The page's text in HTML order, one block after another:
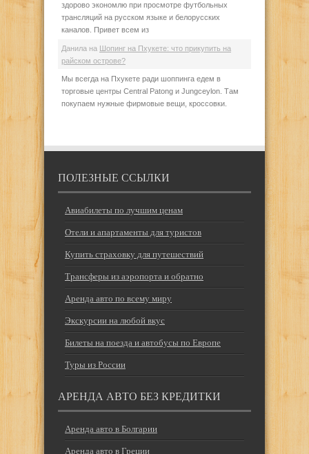
здорово экономлю при просмотре футбольных
трансляций на русском языке и белорусских
каналов. Привет всем из
Данила на Шопинг на Пхукете: что прикупить на
райском острове?
Мы всегда на Пхукете ради шоппинга едем в
торговые центры Central Patong и Jungceylon. Там
покупаем нужные фирмовые вещи, кроссовки.
ПОЛЕЗНЫЕ ССЫЛКИ
Авиабилеты по лучшим ценам
Отели и апартаменты для туристов
Купить страховку для путешествий
Трансферы из аэропорта и обратно
Аренда авто по всему миру
Экскурсии на любой вкус
Билеты на поезда и автобусы по Европе
Туры из России
АРЕНДА АВТО БЕЗ КРЕДИТКИ
Аренда авто в Болгарии
Аренда авто в Греции